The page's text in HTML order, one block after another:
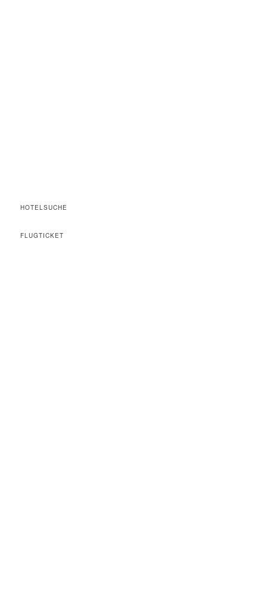
HOTELSUCHE
FLUGTICKET